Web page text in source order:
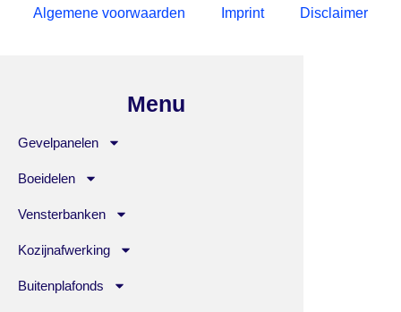
Algemene voorwaarden Imprint Disclaimer
Menu
Gevelpanelen
Boeidelen
Vensterbanken
Kozijnafwerking
Buitenplafonds